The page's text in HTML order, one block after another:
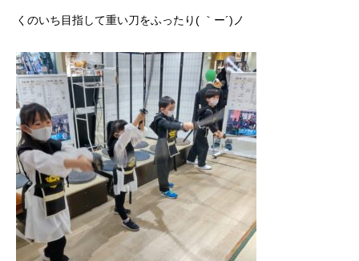
くのいち目指して重い刀をふったり( ｀ー´)ノ